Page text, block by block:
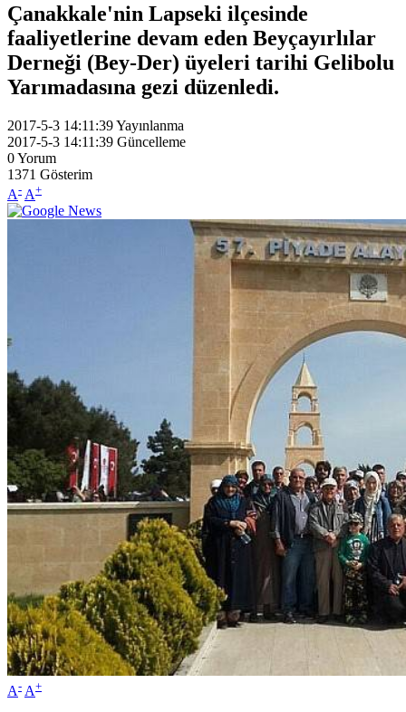
Çanakkale'nin Lapseki ilçesinde
faaliyetlerine devam eden Beyçayırlılar
Derneği (Bey-Der) üyeleri tarihi Gelibolu
Yarımadasına gezi düzenledi.
2017-5-3 14:11:39Yayınlanma
2017-5-3 14:11:39 Güncelleme
0Yorum
1371 Gösterim
A- A+
A- A+